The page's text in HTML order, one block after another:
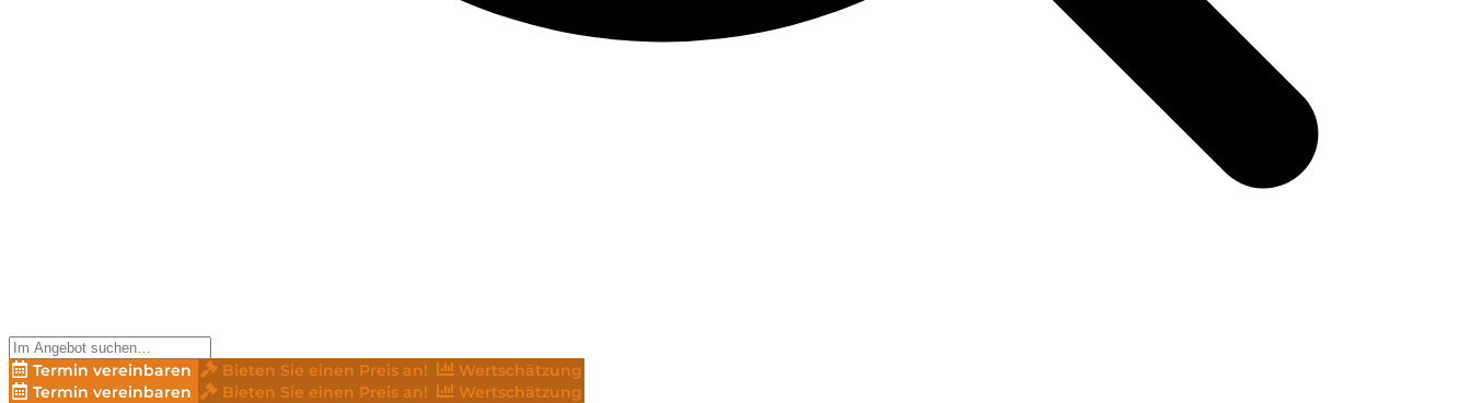
Termin vereinbaren Bieten Sie einen Preis an!
Wertschätzung
Termin vereinbaren
Bieten Sie einen Preis an!
Wertschätzung